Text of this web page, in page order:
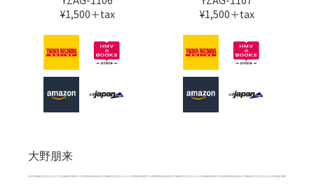
¥1,500＋tax
¥1,500＋tax
大野朋来